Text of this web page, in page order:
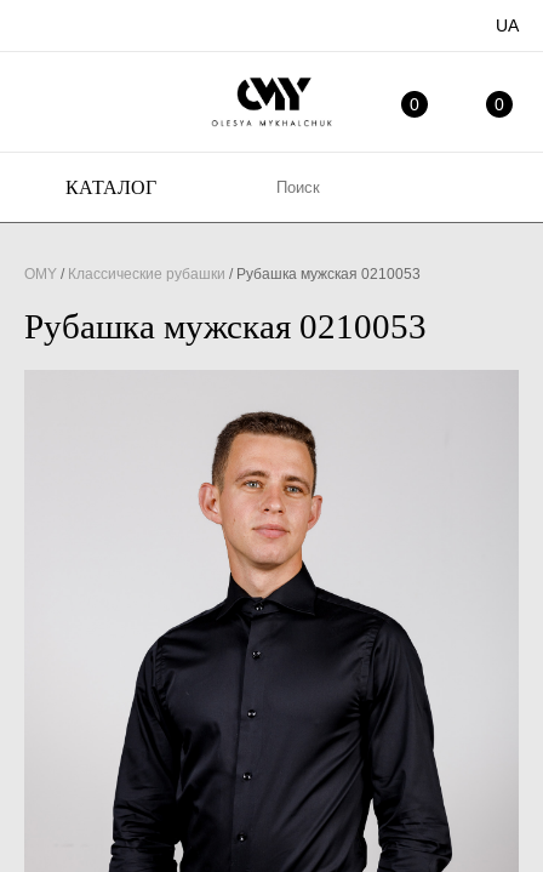
UA
0
0 ИЗБРАННОЕ
КАТАЛОГ
OMY / Классические рубашки / Рубашка мужская 0210053